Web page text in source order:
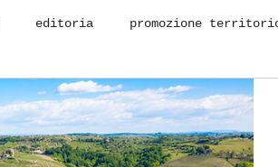
editoria promozione
Team Building Camminare e stare